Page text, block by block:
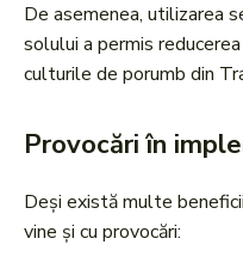
De asemenea, utilizarea
solului a permis
culturile de porumb din
Provocări în
Deși există multe
vine și cu provocări: